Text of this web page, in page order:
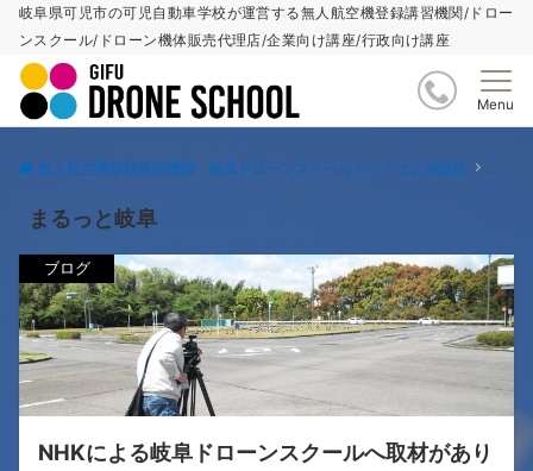
岐阜県可児市の可児自動車学校が運営する無人航空機登録講習機関/ドロー
ンスクール/ドローン機体販売代理店/企業向け講座/行政向け講座
Menu
無人航空機登録講習機関 岐阜ドローンスクール｜ジドコン加盟校 まる
まるっと岐阜
ブログ
NHKによる岐阜ドローンスクールへ取材があり